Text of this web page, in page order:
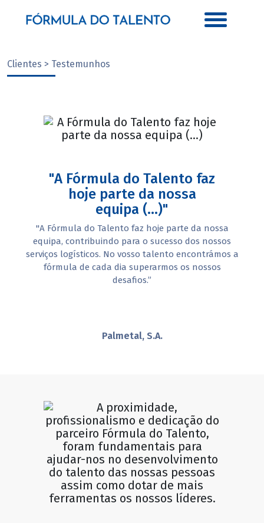
Clientes > Testemunhos
"A Fórmula do Talento faz
hoje parte da nossa
equipa (...)"
"A Fórmula do Talento faz hoje parte da nossa
equipa, contribuindo para o sucesso dos nossos
serviços logísticos. No vosso talento encontrámos a
fórmula de cada dia superarmos os nossos
desafios.”
Palmetal, S.A.